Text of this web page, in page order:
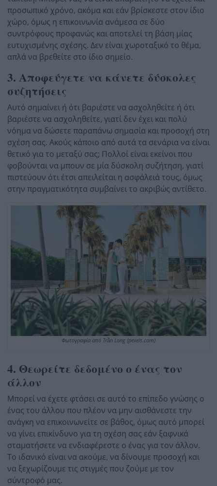
προσωπικό χρόνο, ακόμα και εάν βρίσκεστε στον ίδιο
χώρο, όμως η επικοινωνία ανάμεσα σε δύο
συντρόφους προφανώς και αποτελεί τη βάση μίας
ευτυχισμένης σχέσης. Δεν είναι χωροταξικό το θέμα,
απλά να βρεθείτε στο ίδιο σημείο.
3. Αποφεύγετε να κάνετε δύσκολες
συζητήσεις
Αυτό σημαίνει ή ότι βαριέστε να ασχοληθείτε ή ότι
βαριέστε να ασχοληθείτε, γιατί δεν έχει και πολύ
νόημα να δώσετε παραπάνω σημασία και προσοχή στη
σχέση σας. Ακούς κάποιο από αυτά τα σενάρια να είναι
θετικό για το μεταξύ σας; Πολλοί είναι εκείνοι που
φοβούνται να μπουν σε μία δύσκολη συζήτηση, γιατί
πιστεύουν ότι έτσι απειλείται η ασφάλειά τους, όμως
στην πραγματικότητα συμβαίνει το ακριβώς αντίθετο.
Φωτογραφία από Trần Long (pexels.com)
4. Θεωρείτε δεδομένο ο ένας τον
άλλον
Μπορεί να έχετε φτάσει σε αυτό το επίπεδο γνώσης ο
ένας του άλλου που πλέον να μην αισθάνεστε την
ανάγκη να επικοινωνείτε σε βάθος, όμως αυτό μπορεί
να γίνει επικίνδυνο για τη σχέση σας εάν ξαφνικά
σταματήσετε να ενδιαφέρεστε ο ένας για τον άλλον.
Το ιδανικό είναι να ακούμε, να δίνουμε προσοχή και
να ξεχωρίζουμε τις στιγμές που ζούμε με τον
σύντροφό μας.